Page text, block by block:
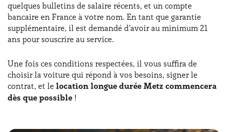
quelques bulletins de salaire récents, et un compte
bancaire en France à votre nom. En tant que garantie
supplémentaire, il est demandé d’avoir au minimum 21
ans pour souscrire au service.
Une fois ces conditions respectées, il vous suffira de
choisir la voiture qui répond à vos besoins, signer le
contrat, et le location longue durée Metz commencera
dès que possible !